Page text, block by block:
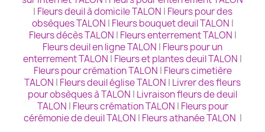
| Fleurs deuil à domicile TALON | Fleurs pour des
obsèques TALON | Fleurs bouquet deuil TALON |
Fleurs décès TALON | Fleurs enterrement TALON |
Fleurs deuil en ligne TALON | Fleurs pour un
enterrement TALON | Fleurs et plantes deuil TALON |
Fleurs pour crémation TALON | Fleurs cimetière
TALON | Fleurs deuil église TALON | Livrer des fleurs
pour obsèques à TALON | Livraison fleurs de deuil
TALON | Fleurs crémation TALON | Fleurs pour
cérémonie de deuil TALON | Fleurs athanée TALON |